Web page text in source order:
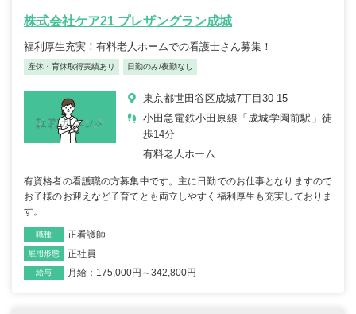
株式会社ケア21 プレザングラン成城
福利厚生充実！有料老人ホームでの看護士さん募集！
産休・育休取得実績あり 日勤のみ/夜勤なし
東京都世田谷区成城7丁目30-15
小田急電鉄小田原線「成城学園前駅」徒
歩14分
有料老人ホーム
有資格者の看護職の方募集中です。主に日勤でのお仕事となりますので
お子様のお迎えなど子育てとも両立しやすく福利厚生も充実しておりま
す。
職種 正看護師
雇用形態 正社員
給与 月給：175,000円～342,800円